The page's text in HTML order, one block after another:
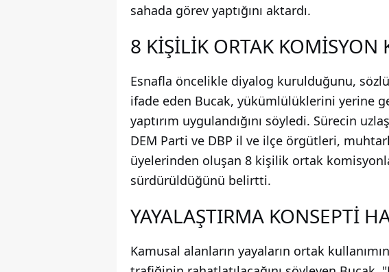
sahada görev yaptığını aktardı.
8 KİŞİLİK ORTAK KOMİSYON
Esnafla öncelikle diyalog kurulduğunu, sözlü
ifade eden Bucak, yükümlülüklerini yerine
yaptırım uygulandığını söyledi. Sürecin
DEM Parti ve DBP il ve ilçe örgütleri,
üyelerinden oluşan 8 kişilik ortak
sürdürüldüğünü belirtti.
YAYALAŞTIRMA KONSEPTİ
Kamusal alanların yayaların ortak